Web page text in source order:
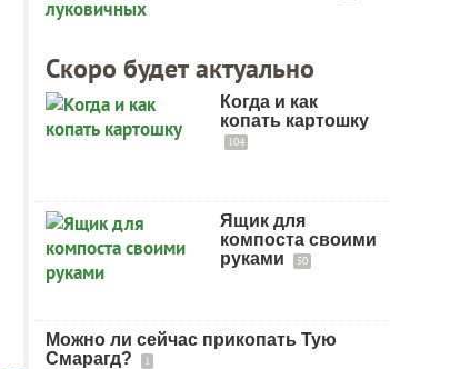
Скоро будет актуально
Когда и как
копать картошку
104
Ящик для
компоста своими
руками
50
Можно ли сейчас прикопать Тую
Смарагд?
1